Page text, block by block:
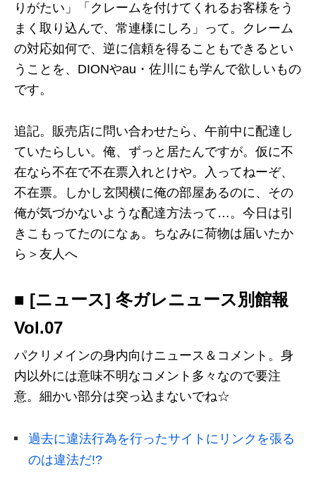
りがたい」「クレームを付けてくれるお客様をう
まく取り込んで、常連様にしろ」って。クレーム
の対応如何で、逆に信頼を得ることもできるとい
うことを、DIONやau・佐川にも学んで欲しいもの
です。
追記。販売店に問い合わせたら、午前中に配達し
ていたらしい。俺、ずっと居たんですが。仮に不
在なら不在で不在票入れとけや。入ってねーぞ、
不在票。しかし玄関横に俺の部屋あるのに、その
俺が気づかないような配達方法って…。今日は引
きこもってたのになぁ。ちなみに荷物は届いたか
ら＞友人へ
■ [ニュース] 冬ガレニュース別館報
Vol.07
パクリメインの身内向けニュース＆コメント。身
内以外には意味不明なコメント多々なので要注
意。細かい部分は突っ込まないでね☆
過去に違法行為を行ったサイトにリンクを張る
のは違法だ!?